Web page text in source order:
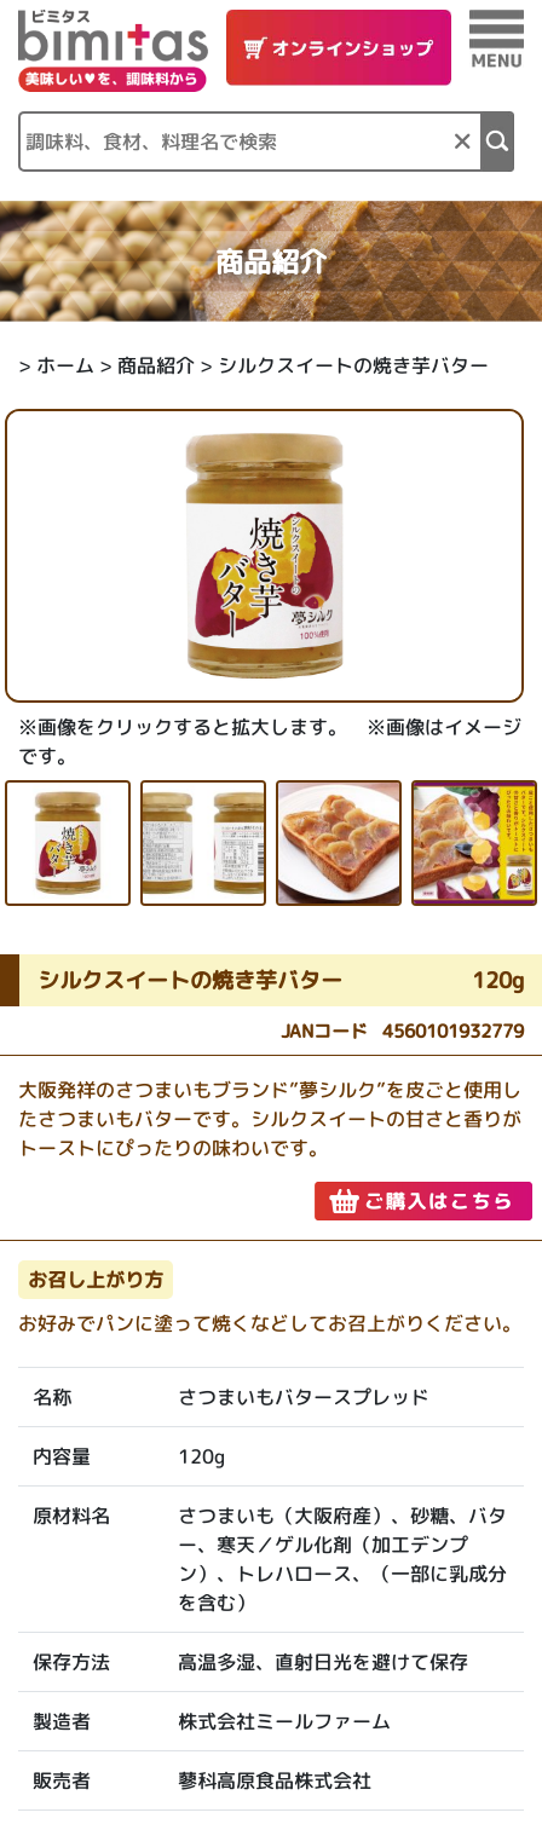
×
商品紹介
> ホーム > 商品紹介> シルクスイートの焼き芋バター
※画像をクリックすると拡大します。 ※画像はイメージ
です。
シルクスイートの焼き芋バター 120g
JANコード 4560101932779
大阪発祥のさつまいもブランド”夢シルク”を皮ごと使用し
たさつまいもバターです。シルクスイートの甘さと香りが
トーストにぴったりの味わいです。
お召し上がり方
お好みでパンに塗って焼くなどしてお召上がりください。
名称 さつまいもバタースプレッド
内容量 120g
原材料名 さつまいも（大阪府産）、砂糖、バタ
ー、寒天／ゲル化剤（加工デンプ
ン）、トレハロース、（一部に乳成分
を含む）
保存方法 高温多湿、直射日光を避けて保存
製造者 株式会社ミールファーム
販売者 蓼科高原食品株式会社